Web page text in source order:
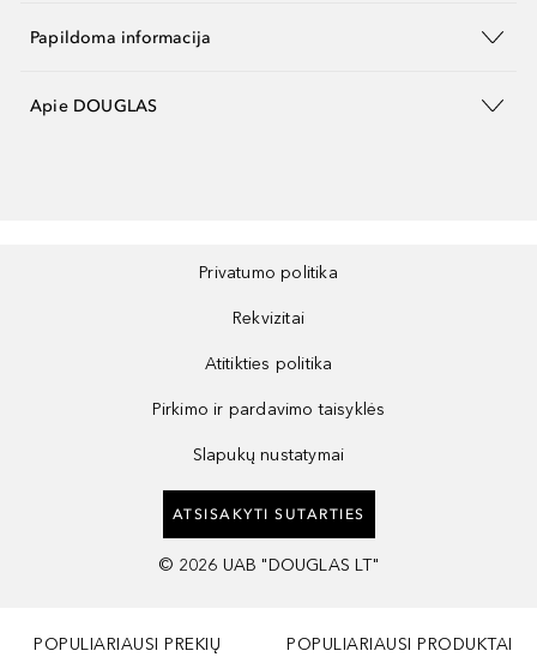
Papildoma informacija
Apie DOUGLAS
Privatumo politika
Rekvizitai
Atitikties politika
Pirkimo ir pardavimo taisyklės
Slapukų nustatymai
ATSISAKYTI SUTARTIES
© 2026 UAB "DOUGLAS LT"
POPULIARIAUSI PREKIŲ
POPULIARIAUSI PRODUKTAI